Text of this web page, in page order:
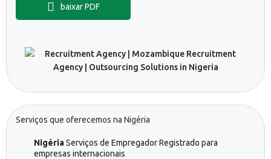
baixar PDF
Serviços que oferecemos na Nigéria
NigériaServiços de Empregador Registrado para
empresas internacionais